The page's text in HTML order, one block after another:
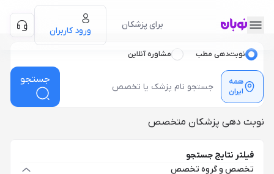
برای پزشکان
ورود کاربران
نوبت‌دهی مطب مشاوره آنلاین
همه
ایران
جستجو
نوبت دهی پزشکان متخصص
فیلتر نتایج جستجو
تخصص و گروه تخصص